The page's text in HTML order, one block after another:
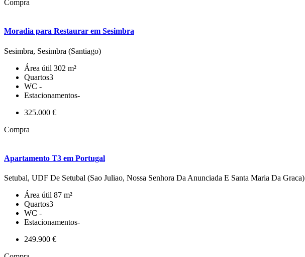
Compra
Moradia para Restaurar em Sesimbra
Sesimbra, Sesimbra (Santiago)
Área útil 302 m²
Quartos3
WC -
Estacionamentos-
325.000 €
Compra
Apartamento T3 em Portugal
Setubal, UDF De Setubal (Sao Juliao, Nossa Senhora Da Anunciada E Santa Maria Da Graca)
Área útil 87 m²
Quartos3
WC -
Estacionamentos-
249.900 €